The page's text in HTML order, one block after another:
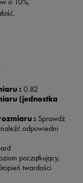
: 0.82
(jednostka
: Sprawdź
odpowiedni
początkujący,
twardości